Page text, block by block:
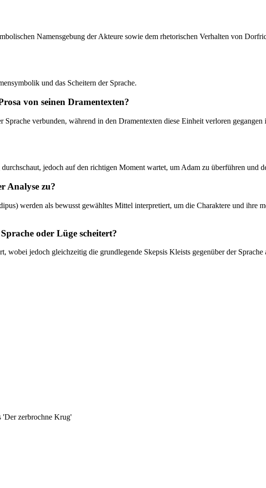
Namensgebung der Akteure sowie dem rhetorischen Verhalten von
und das Scheitern der Sprache.
von seinen Dramentexten?
verbunden, während in den Dramentexten diese Einheit verloren gegangen
jedoch auf den richtigen Moment wartet, um Adam zu überführen und
Analyse zu?
werden als bewusst gewähltes Mittel interpretiert, um die Charaktere und ihre
oder Lüge scheitert?
jedoch gleichzeitig die grundlegende Skepsis Kleists gegenüber der Sprache
'Der zerbrochne Krug'